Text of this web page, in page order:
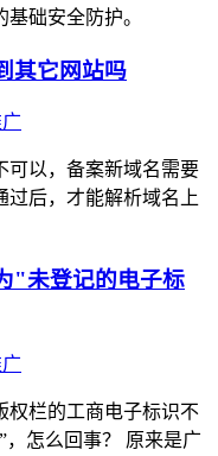
础安全防护。
其它网站吗
可以，备案新域名需要
过后，才能解析域名上
"未登记的电子标
权栏的工商电子标识不
，怎么回事？ 原来是广